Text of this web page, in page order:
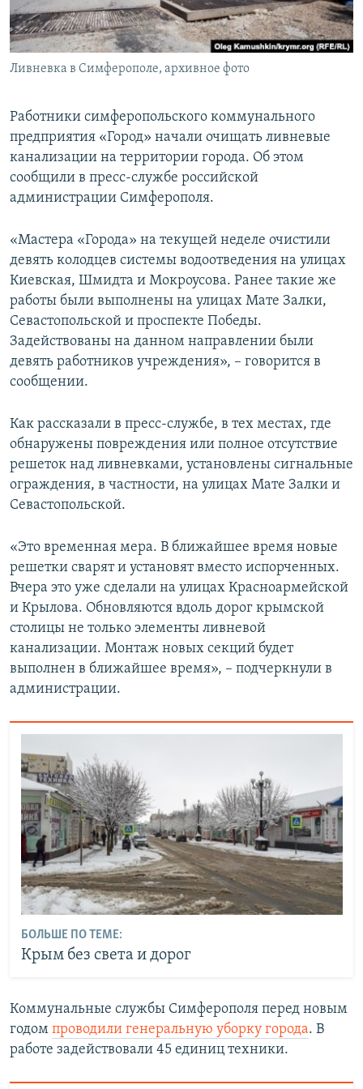
ПОБЕДИТЕЛЕЙ НЕ СУДЯТ?
КРЫМ.НЕПОКОРЕННЫЙ
ELIFBE
ПРИСОЕДИНЯЙТЕСЬ!
Все сайты RFE/RL
Ливневка в Симферополе, архивное фото
Работники симферопольского коммунального
предприятия «Город» начали очищать ливневые
канализации на территории города. Об этом
сообщили в пресс-службе российской
администрации Симферополя.
«Мастера «Города» на текущей неделе очистили
девять колодцев системы водоотведения на улицах
Киевская, Шмидта и Мокроусова. Ранее такие же
работы были выполнены на улицах Мате Залки,
Севастопольской и проспекте Победы.
Задействованы на данном направлении были
девять работников учреждения», – говорится в
сообщении.
Как рассказали в пресс-службе, в тех местах, где
обнаружены повреждения или полное отсутствие
решеток над ливневками, установлены сигнальные
ограждения, в частности, на улицах Мате Залки и
Севастопольской.
«Это временная мера. В ближайшее время новые
решетки сварят и установят вместо испорченных.
Вчера это уже сделали на улицах Красноармейской
и Крылова. Обновляются вдоль дорог крымской
столицы не только элементы ливневой
канализации. Монтаж новых секций будет
выполнен в ближайшее время», – подчеркнули в
администрации.
БОЛЬШЕ ПО ТЕМЕ:
Крым без света и дорог
Коммунальные службы Симферополя перед новым
годом проводили генеральную уборку города. В
работе задействовали 45 единиц техники.